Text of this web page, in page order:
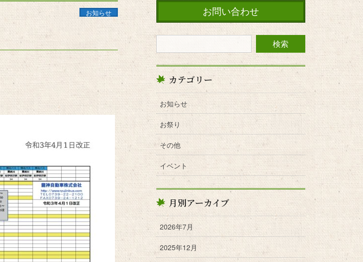
お知らせ お問い合わせ
カテゴリー
お知らせ
お祭り
その他
イベント
月別アーカイブ
2026年7月
2025年12月